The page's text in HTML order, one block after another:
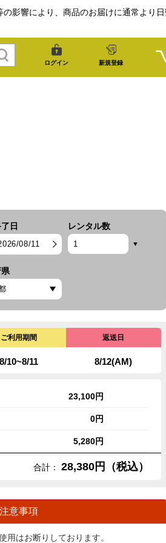
影響により、商品のお届けに通常より
ログイン 新規登録
日
08/11
レンタル数
ご利用期間
10~8/11
返送日
8/12(AM)
23,100円
0円
5,280円
合計： 28,380円（税込）
注意事項
はお断りしております。